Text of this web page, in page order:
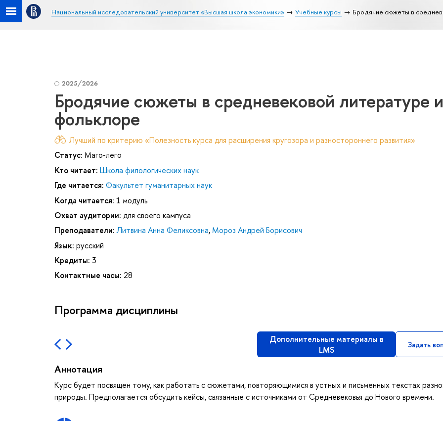
Национальный исследовательский университет «Высшая школа экономики» Учебные курсы Бродячие сюжеты в
2025/2026
Бродячие сюжеты в средневековой литературе и
фольклоре
Лучший по критерию «Полезность курса для расширения кругозора и разностороннего развития»
Статус: Маго-лего
Кто читает: Школа филологических наук
Где читается: Факультет гуманитарных наук
Когда читается: 1 модуль
Охват аудитории: для своего кампуса
Преподаватели: Литвина Анна Феликсовна, Мороз Андрей Борисович
Язык: русский
Кредиты: 3
Контактные часы: 28
Программа дисциплины
Дополнительные материалы в
LMS
Задать
Аннотация
Курс будет посвящен тому, как работать с сюжетами, повторяющимися в устных и письменных текстах
природы. Предполагается обсудить кейсы, связанные с источниками от Средневековья до Нового времени.